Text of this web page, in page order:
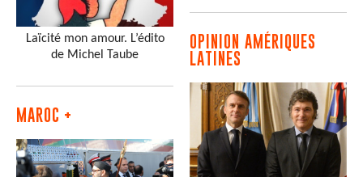
Laïcité mon amour. L’édito
de Michel Taube
MAROC +
OPINION AMÉRIQUES
LATINES